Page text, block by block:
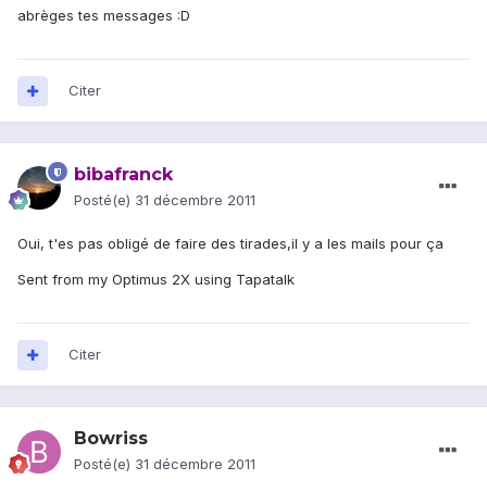
abrèges tes messages :D
Citer
bibafranck
Posté(e) 31 décembre 2011
Oui, t'es pas obligé de faire des tirades,il y a les mails pour ça
Sent from my Optimus 2X using Tapatalk
Citer
Bowriss
Posté(e) 31 décembre 2011